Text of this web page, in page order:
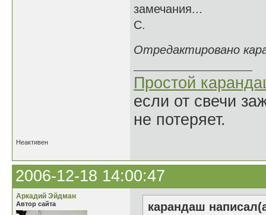
замечания...
С.
Отредактировано
Простой
если от свечи
не потеряет.
Неактивен
2006-12-18 14:00:47
Аркадий Эйдман
Автор сайта
карандаш